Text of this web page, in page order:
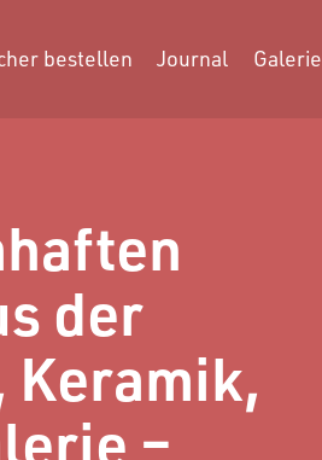
bestellen Journal Galerie
der
Keramik,
–